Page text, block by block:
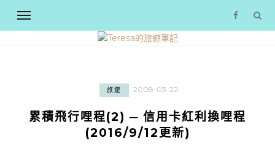
旅遊 2008-03-22
累積飛行哩程(2) ─ 信用卡紅利換哩程
(2016/9/12更新)